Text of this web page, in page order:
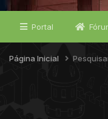
Portal
Página Inicial